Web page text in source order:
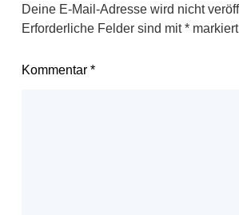
Deine E-Mail-Adresse wird nicht
Erforderliche Felder sind mit*markiert
Kommentar *